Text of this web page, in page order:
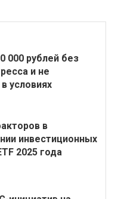
000 рублей без
и не
условиях
в
инвестиционных
2025 года